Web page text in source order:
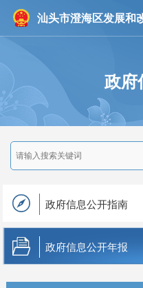
汕头市澄海区发展和
政府
政府信息公开指南
政府信息公开年报